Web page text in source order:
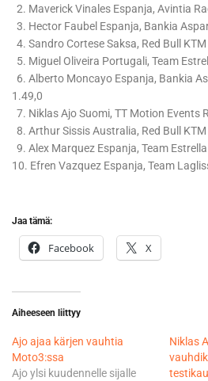
2. Maverick Vinales Espanja, Avintia
3. Hector Faubel Espanja, Bankia
4. Sandro Cortese Saksa, Red Bull
5. Miguel Oliveira Portugali, Team
6. Alberto Moncayo Espanja, Bankia
1.49,0
7. Niklas Ajo Suomi, TT Motion Events
8. Arthur Sissis Australia, Red Bull
9. Alex Marquez Espanja, Team
10. Efren Vazquez Espanja, Team
Jaa tämä:
Facebook X
Aiheeseen liittyy
Ajo ajaa kärjen vauhtia
Moto3:ssa
Ajo ylsi kuudennelle sijalle
Niklas